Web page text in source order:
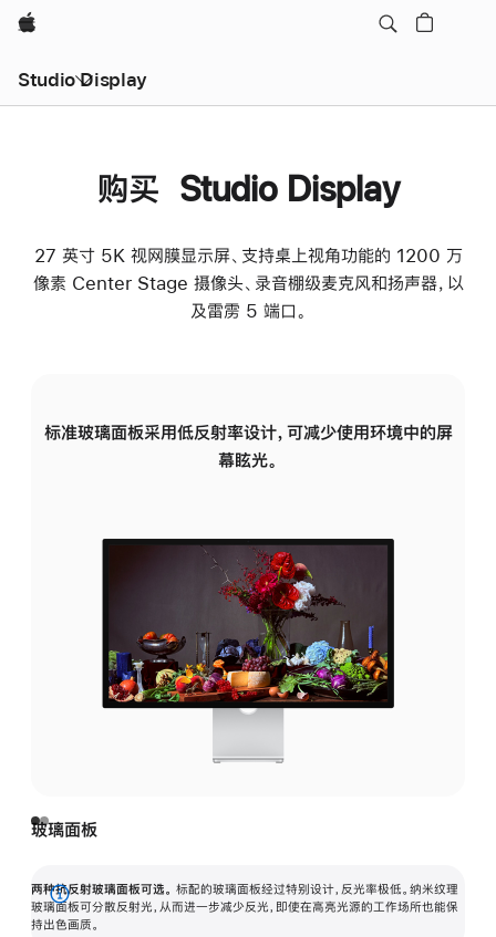
Apple
Studio Display
购买 Studio Display
27 英寸 5K 视网膜显示屏、支持桌上视角功能的 1200 万
像素 Center Stage 摄像头、录音棚级麦克风和扬声器，以
及雷雳 5 端口。
标准玻璃面板采用低反射率设计，可减少使用环境中的屏
幕眩光。
玻璃面板
两种抗反射玻璃面板可选。 标配的玻璃面板经过特别设计，反光率极低。纳米纹理
玻璃面板可分散反射光，从而进一步减少反光，即使在高亮光源的工作场所也能保
持出色画质。
展